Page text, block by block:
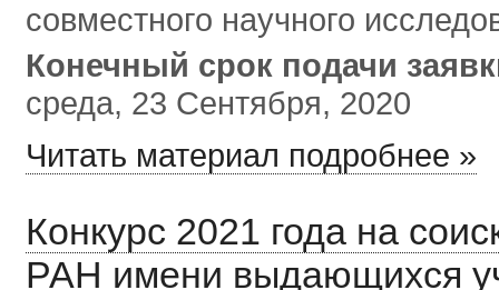
совместного научного
Конечный срок подачи
среда, 23 Сентября, 2020
Читать материал подробнее »
Конкурс 2021 года на
РАН имени выдающихся